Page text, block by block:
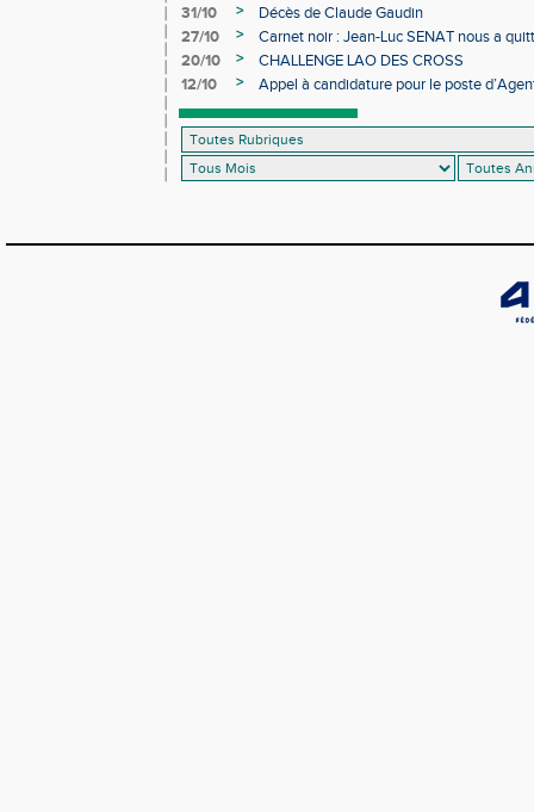
31/10
>
Décès de Claude Gaudin
27/10
>
Carnet noir : Jean-Luc SENAT nous a
20/10
>
CHALLENGE LAO DES CROSS
12/10
>
Appel à candidature pour le poste